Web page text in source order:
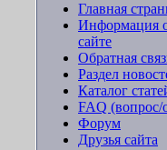
Главная
Информация
сайте
Обратная
Раздел
Каталог
FAQ (вопрос/
Форум
Друзья сайта